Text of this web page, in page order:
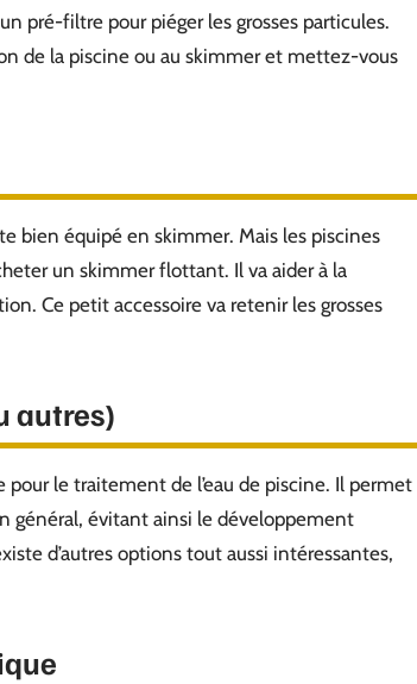
pré-filtre pour piéger les grosses particules.
de la piscine ou au skimmer et mettez-vous
bien équipé en skimmer. Mais les piscines
un skimmer flottant. Il va aider à la
Ce petit accessoire va retenir les grosses
autres)
le traitement de l’eau de piscine. Il permet
général, évitant ainsi le développement
d’autres options tout aussi intéressantes,